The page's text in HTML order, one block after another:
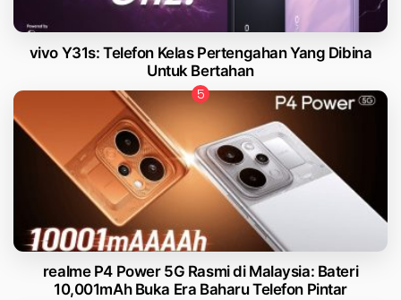
vivo Y31s: Telefon Kelas Pertengahan Yang Dibina
Untuk Bertahan
realme P4 Power 5G Rasmi di Malaysia: Bateri
10,001mAh Buka Era Baharu Telefon Pintar